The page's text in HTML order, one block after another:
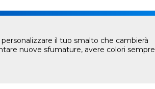
il tuo smalto che cambierà
nuove sfumature, avere colori sempre